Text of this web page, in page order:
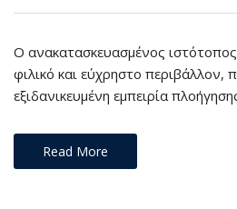
Ο ανακατασκευασμένος
φιλικό και εύχρηστο περιβάλλον,
εξιδανικευμένη εμπειρία
Read More